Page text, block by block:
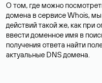
О том, где можно
домена в сервисе Whois,
действий такой же, как при
ввести доменное имя в
получения ответа найти
актуальные DNS домена.